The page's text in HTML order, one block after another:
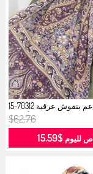
شال ناعم بنقوش عرقية 70312-15
أرجوا...
$62.76
لليوم $15.59